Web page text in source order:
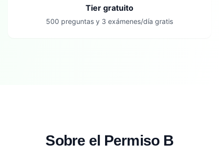
Tier gratuito
500 preguntas y 3 exámenes/día gratis
Sobre el Permiso B